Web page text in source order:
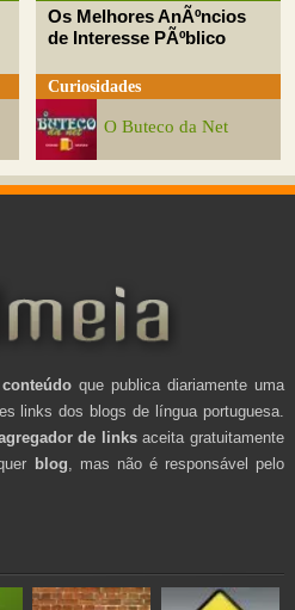
Os Melhores AnÃºncios
de Interesse PÃºblico
Curiosidades
O Buteco da Net
que publica diariamente uma
links dos blogs de língua portuguesa.
de linksaceita gratuitamente
blog , mas não é responsável pelo